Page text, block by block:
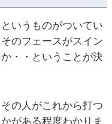
いうものがついてい
のフェースがスイン
・・ということが決
の人がこれから打つ
がある程度わかりま